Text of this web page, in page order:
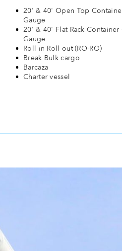
20' & 40' Open Top
Gauge
20' & 40' Flat Rack
Gauge
Roll in Roll out (RO-RO)
Break Bulk cargo
Barcaza
Charter vessel